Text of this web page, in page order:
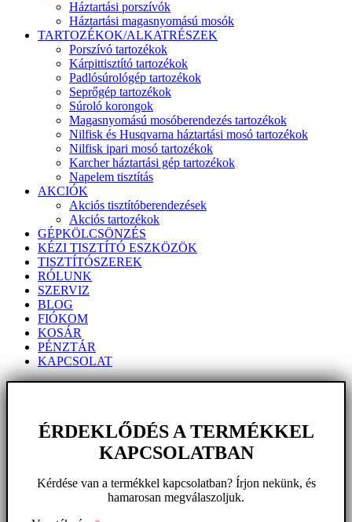
Háztartási porszívók
Háztartási magasnyomású mosók
TARTOZÉKOK/ALKATRÉSZEK
Porszívó tartozékok
Kárpittisztító tartozékok
Padlósúrológép tartozékok
Seprőgép tartozékok
Súroló korongok
Magasnyomású mosóberendezés tartozékok
Nilfisk és Husqvarna háztartási mosó tartozékok
Nilfisk ipari mosó tartozékok
Karcher háztartási gép tartozékok
Napelem tisztítás
AKCIÓK
Akciós tisztítóberendezések
Akciós tartozékok
GÉPKÖLCSÖNZÉS
KÉZI TISZTÍTÓ ESZKÖZÖK
TISZTÍTÓSZEREK
RÓLUNK
SZERVIZ
BLOG
FIÓKOM
KOSÁR
PÉNZTÁR
KAPCSOLAT
ÉRDEKLŐDÉS A TERMÉKKEL
KAPCSOLATBAN
Kérdése van a termékkel kapcsolatban? Írjon nekünk, és
hamarosan megválaszoljuk.